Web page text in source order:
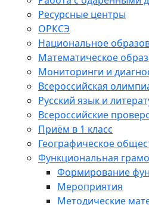
Ресурсные центры
ОРКСЭ
Национальное
Математическое
Мониторинги и
Всероссийская
Русский язык и
Всероссийские
Приём в 1 класс
Географическое
Функциональная
Формирование
Мероприятия
Методические